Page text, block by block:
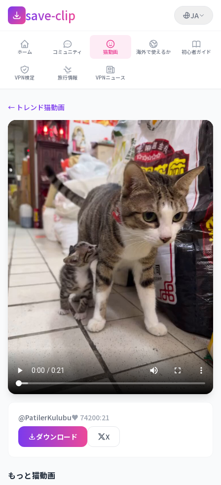
save-clip JA
ホーム コミュニティ 猫動画 海外で使えるか 初心者ガイド
VPN検定 旅行情報 VPNニュース
← トレンド猫動画
@PatilerKulubu♥ 74200:21
ダウンロード
X
もっと猫動画